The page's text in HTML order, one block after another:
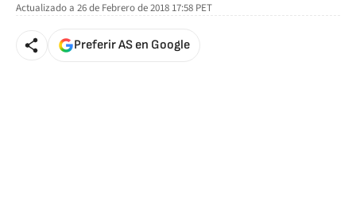
Actualizado a 26 de Febrero de 2018 17:58 PET
Preferir AS en Google